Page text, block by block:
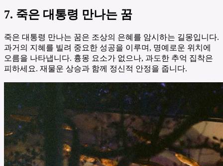
7. 죽은 대통령 만나는 꿈
죽은 대통령 만나는 꿈은 조상의 은혜를 암시하는 길몽입니다.
과거의 지혜를 빌려 중요한 성공을 이루며, 명예로운 위치에
오름을 나타냅니다. 흉몽 요소가 없으나, 과도한 추억 집착은
피하세요. 재물운 상승과 함께 정신적 안정을 줍니다.